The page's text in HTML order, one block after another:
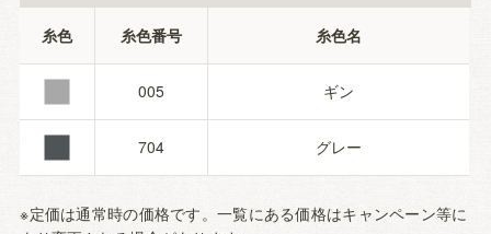
糸色 糸色番号 糸色名
■ 005 ギン
■ 704 グレー
※定価は通常時の価格です。一覧にある価格はキャンペーン等に